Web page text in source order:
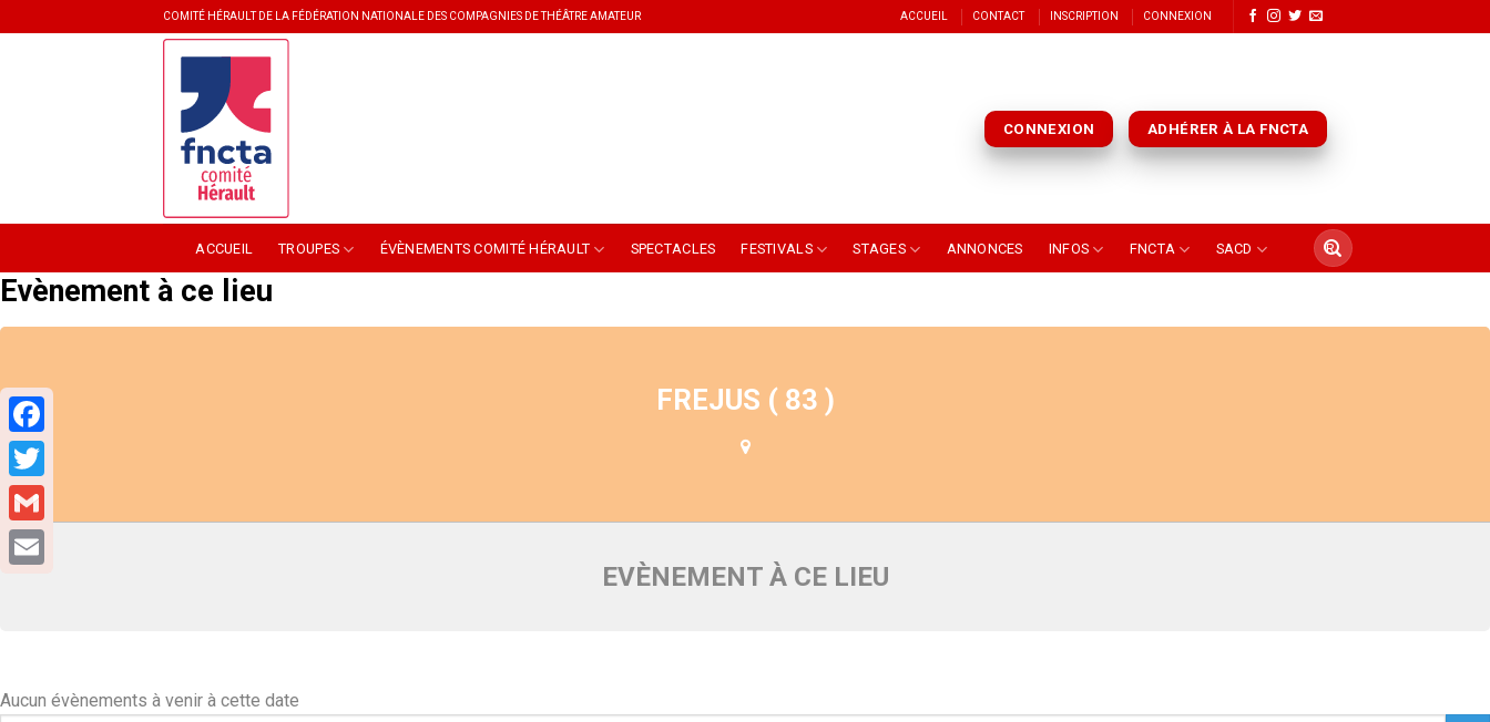
to
COMITÉ HÉRAULT DE LA FÉDÉRATION NATIONALE DES COMPAGNIES DE THÉÂTRE AMATEUR ACCUEIL CONTACT INSCRIPTION CONNEXION
CONNEXION ADHÉRER À LA FNCTA
ACCUEIL TROUPES ÉVÈNEMENTS COMITÉ HÉRAULT SPECTACLES FESTIVALS STAGES ANNONCES INFOS FNCTA SACD
Evènement à ce lieu
FREJUS ( 83 )
EVÈNEMENT À CE LIEU
Aucun évènements à venir à cette date
Facebook
Twitter
Gmail